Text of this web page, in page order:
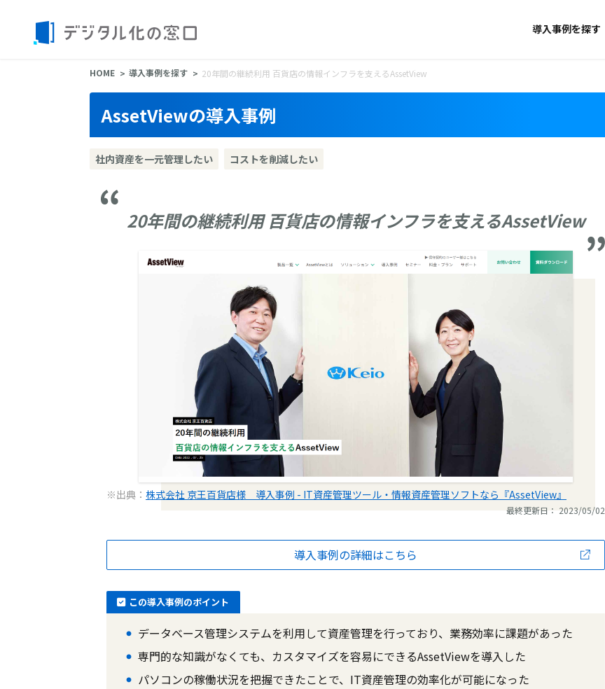
導入事例を探す
HOME 導入事例を探す 20年間の継続利用 百貨店の情報インフラを支えるAssetView
AssetViewの導入事例
社内資産を一元管理したい コストを削減したい
20年間の継続利用 百貨店の情報インフラを支えるAssetView
※出典： 株式会社 京王百貨店様 導入事例 - IT資産管理ツール・情報資産管理ソフトなら『AssetView』
最終更新日： 2023/05/02
導入事例の詳細はこちら
この導入事例のポイント
データベース管理システムを利用して資産管理を行っており、業務効率に課題があった
専門的な知識がなくても、カスタマイズを容易にできるAssetViewを導入した
パソコンの稼働状況を把握できたことで、IT資産管理の効率化が可能になった